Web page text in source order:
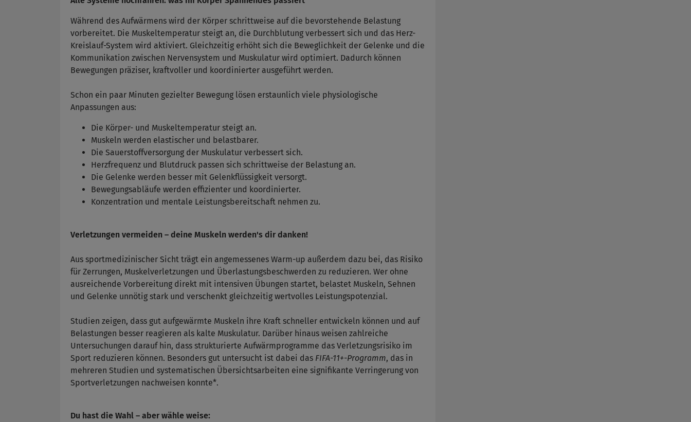
Während des Aufwärmens wird der Körper schrittweise auf die bevorstehende Belastung
vorbereitet. Die Muskeltemperatur steigt an, die Durchblutung verbessert sich und das Herz-
Kreislauf-System wird aktiviert. Gleichzeitig erhöht sich die Beweglichkeit der Gelenke und die
Kommunikation zwischen Nervensystem und Muskulatur wird optimiert. Dadurch können
Bewegungen präziser, kraftvoller und koordinierter ausgeführt werden.
Schon ein paar Minuten gezielter Bewegung lösen erstaunlich viele physiologische
Anpassungen aus:
Die Körper- und Muskeltemperatur steigt an.
Muskeln werden elastischer und belastbarer.
Die Sauerstoffversorgung der Muskulatur verbessert sich.
Herzfrequenz und Blutdruck passen sich schrittweise der Belastung an.
Die Gelenke werden besser mit Gelenkflüssigkeit versorgt.
Bewegungsabläufe werden effizienter und koordinierter.
Konzentration und mentale Leistungsbereitschaft nehmen zu.
Verletzungen vermeiden – deine Muskeln werden's dir danken!
Aus sportmedizinischer Sicht trägt ein angemessenes Warm-up außerdem dazu bei, das Risiko
für Zerrungen, Muskelverletzungen und Überlastungsbeschwerden zu reduzieren. Wer ohne
ausreichende Vorbereitung direkt mit intensiven Übungen startet, belastet Muskeln, Sehnen
und Gelenke unnötig stark und verschenkt gleichzeitig wertvolles Leistungspotenzial.
Studien zeigen, dass gut aufgewärmte Muskeln ihre Kraft schneller entwickeln können und auf
Belastungen besser reagieren als kalte Muskulatur. Darüber hinaus weisen zahlreiche
Untersuchungen darauf hin, dass strukturierte Aufwärmprogramme das Verletzungsrisiko im
Sport reduzieren können. Besonders gut untersucht ist dabei das FIFA-11+-Programm, das in
mehreren Studien und systematischen Übersichtsarbeiten eine signifikante Verringerung von
Sportverletzungen nachweisen konnte*.
Du hast die Wahl – aber wähle weise: